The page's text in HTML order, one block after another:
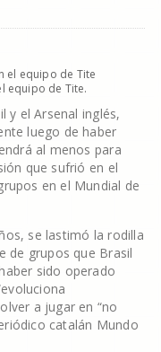
equipo de Tite.
y el Arsenal inglés,
luego de haber
al menos para
que sufrió en el
en el Mundial de
se lastimó la rodilla
de grupos que Brasil
sido operado
a jugar en “no
catalán Mundo